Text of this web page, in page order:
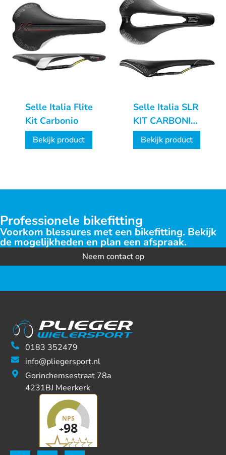
Selle Italia Flite
Kit Carbonio
Bekijk product
Selle Italia SLR
KIT CARBONIO
SUPERFLOW
L3
Bekijk product
Professionele bikefitting
Voorkom blessures met een bikefitting. Bekijk
de mogelijkheden en plan een afspraak.
Neem contact op
0183 352479
info@pliegersport.nl
Gorinchemsestraat 78a
4231BJ Meerkerk